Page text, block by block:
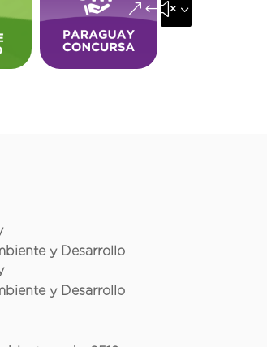
&#x35;
y Desarrollo
y Desarrollo